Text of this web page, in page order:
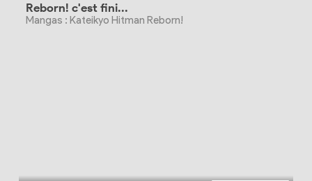
Reborn! c'est fini...
Mangas : Kateikyo Hitman Reborn!